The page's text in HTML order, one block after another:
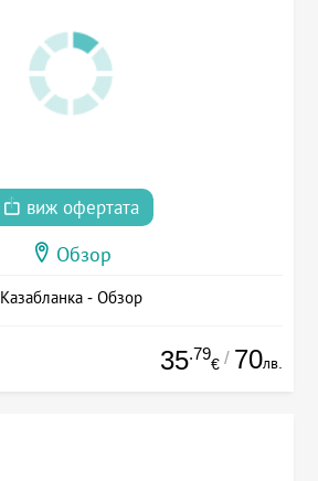
виж офертата
Обзор
Казабланка - Обзор
35.79
€ / 70лв.